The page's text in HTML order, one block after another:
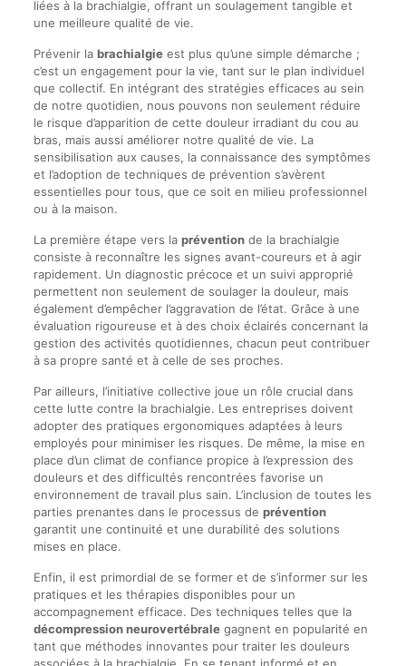
liées à la brachialgie, offrant un soulagement tangible et
une meilleure qualité de vie.
Prévenir la brachialgieest plus qu’une simple démarche ;
c’est un engagement pour la vie, tant sur le plan individuel
que collectif. En intégrant des stratégies efficaces au sein
de notre quotidien, nous pouvons non seulement réduire
le risque d’apparition de cette douleur irradiant du cou au
bras, mais aussi améliorer notre qualité de vie. La
sensibilisation aux causes, la connaissance des symptômes
et l’adoption de techniques de prévention s’avèrent
essentielles pour tous, que ce soit en milieu professionnel
ou à la maison.
La première étape vers la préventionde la brachialgie
consiste à reconnaître les signes avant-coureurs et à agir
rapidement. Un diagnostic précoce et un suivi approprié
permettent non seulement de soulager la douleur, mais
également d’empêcher l’aggravation de l’état. Grâce à une
évaluation rigoureuse et à des choix éclairés concernant la
gestion des activités quotidiennes, chacun peut contribuer
à sa propre santé et à celle de ses proches.
Par ailleurs, l’initiative collective joue un rôle crucial dans
cette lutte contre la brachialgie. Les entreprises doivent
adopter des pratiques ergonomiques adaptées à leurs
employés pour minimiser les risques. De même, la mise en
place d’un climat de confiance propice à l’expression des
douleurs et des difficultés rencontrées favorise un
environnement de travail plus sain. L’inclusion de toutes les
parties prenantes dans le processus de prévention
garantit une continuité et une durabilité des solutions
mises en place.
Enfin, il est primordial de se former et de s’informer sur les
pratiques et les thérapies disponibles pour un
accompagnement efficace. Des techniques telles que la
décompression neurovertébralegagnent en popularité en
tant que méthodes innovantes pour traiter les douleurs